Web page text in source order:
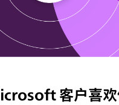
客户喜欢